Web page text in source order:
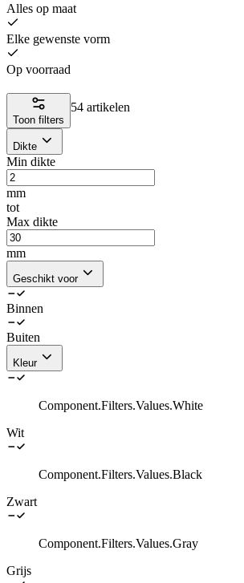
Alles op maat
Elke gewenste vorm
Op voorraad
Toon filters
54 artikelen
Dikte
Min dikte
mm
tot
Max dikte
mm
Geschikt voor
Binnen
Buiten
Kleur
Component.Filters.Values.White
Wit
Component.Filters.Values.Black
Zwart
Component.Filters.Values.Gray
Grijs